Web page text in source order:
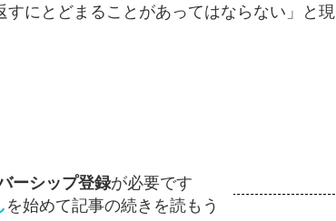
にとどまることがあってはならない」と現
ーシップ登録が必要です
を始めて記事の続きを読もう